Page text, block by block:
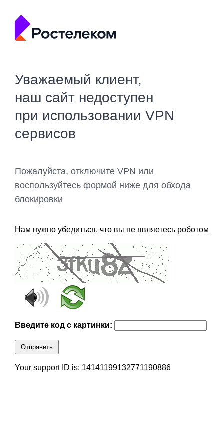
Уважаемый клиент,
наш сайт недоступен
при использовании VPN
сервисов
Пожалуйста, отключите VPN или
воспользуйтесь формой ниже для обхода
блокировки
Нам нужно убедиться, что вы не являетесь роботом
Введите код с картинки:
Отправить
Your support ID is: 14141199132771190886